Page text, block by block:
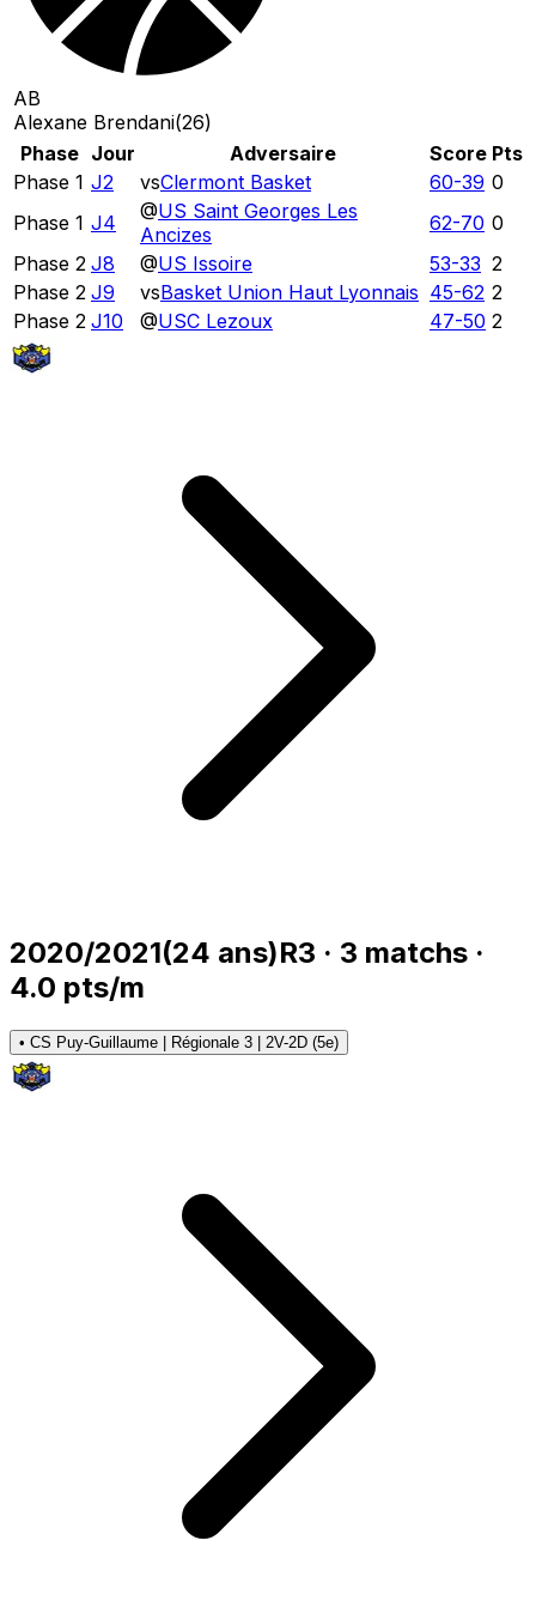
AB
Alexane Brendani(26)
Phase Jour Adversaire Score Pts
Phase 1 J2 vsClermont Basket 60-39 0
Phase 1 J4 @US Saint Georges Les
Ancizes
62-70 0
Phase 2 J8 @US Issoire 53-33 2
Phase 2 J9 vsBasket Union Haut Lyonnais 45-62 2
Phase 2 J10 @USC Lezoux 47-50 2
2020/2021(24 ans)R3 · 3 matchs ·
4.0 pts/m
• CS Puy-Guillaume | Régionale 3 | 2V-2D (5e)